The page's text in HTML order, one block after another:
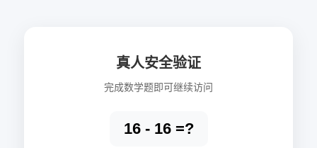
真人安全验证
完成数学题即可继续访问
16 - 16 =?